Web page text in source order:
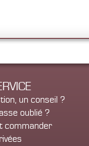
un conseil ?
oublié ?
commander